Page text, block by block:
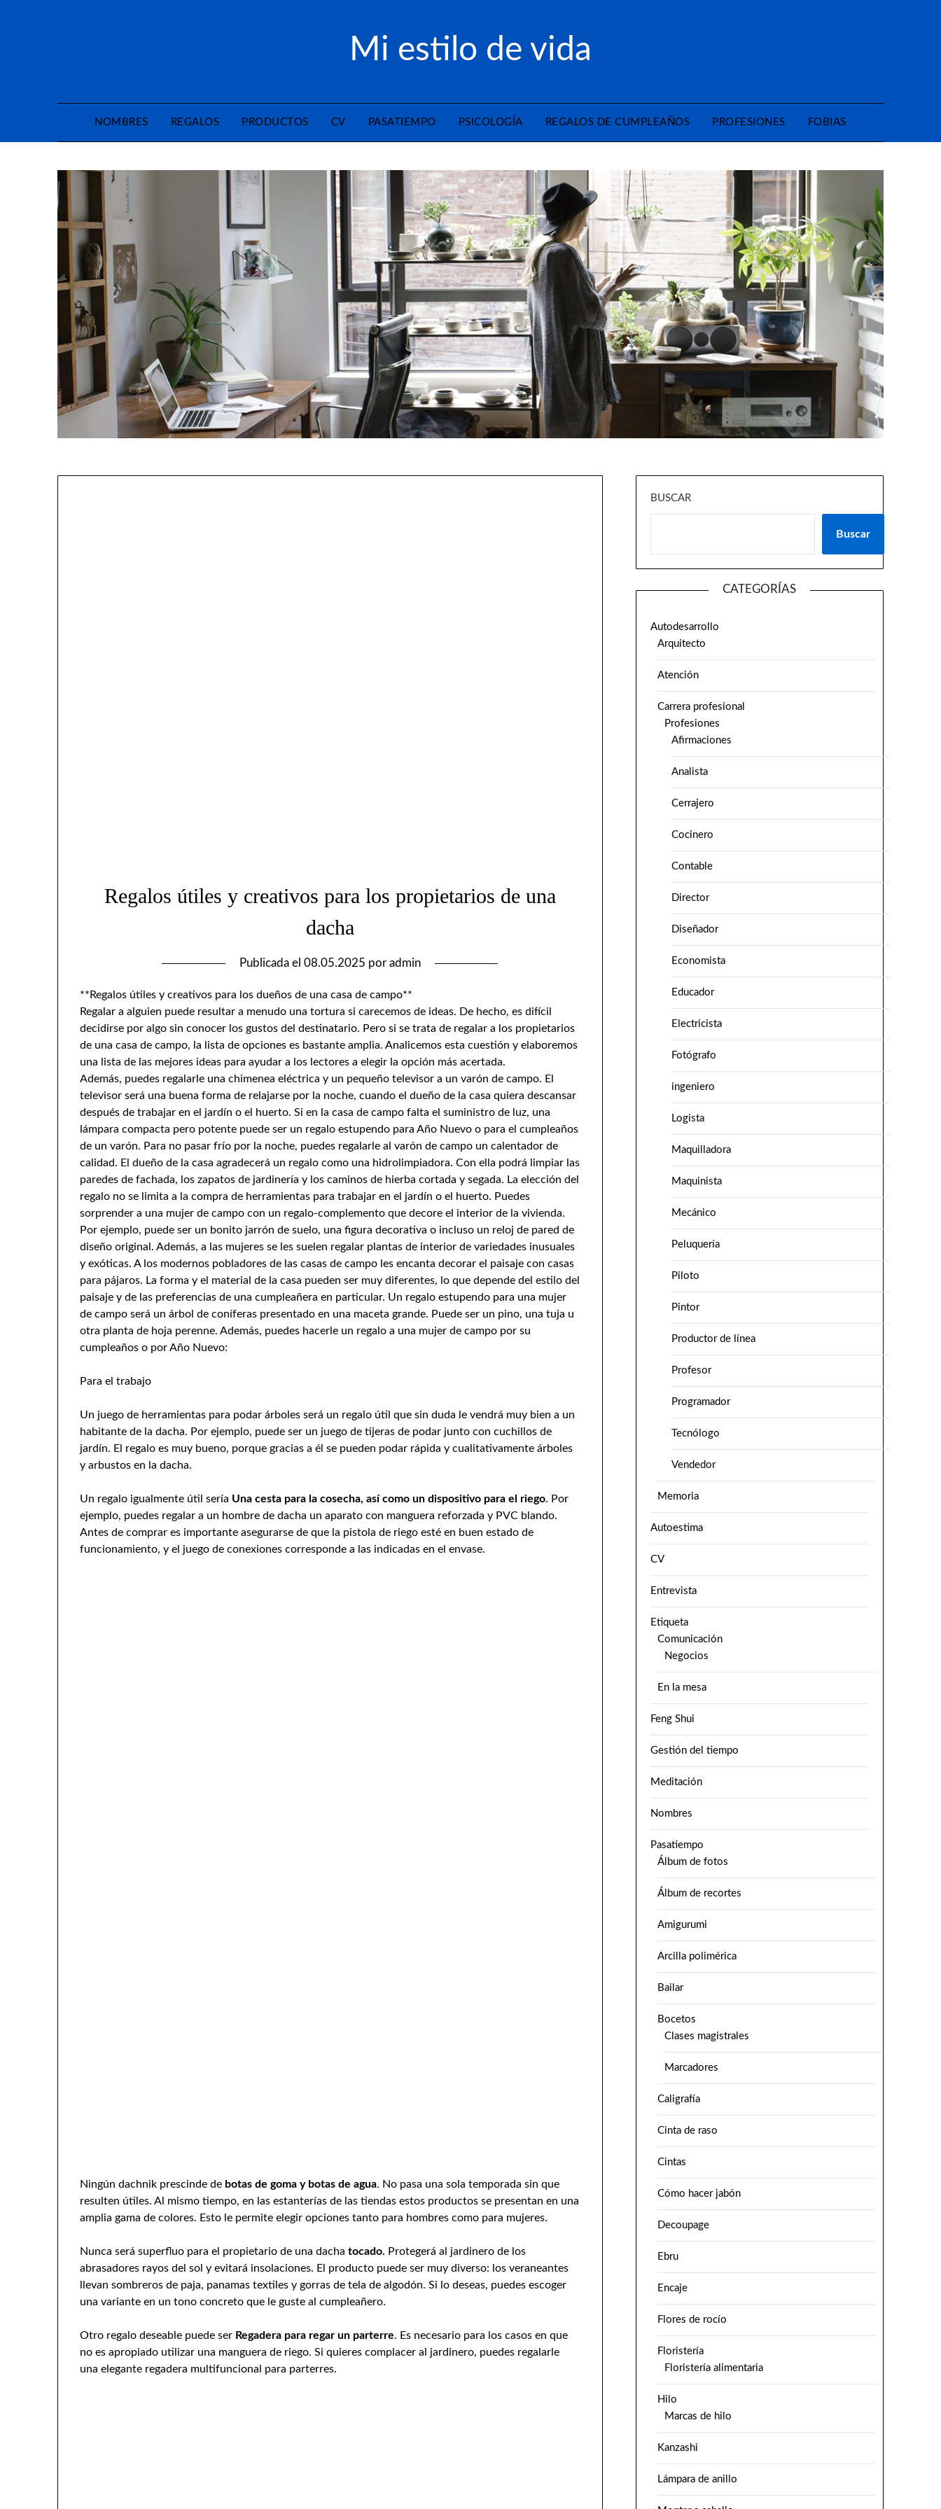
Mi estilo de vida
NOMBRES REGALOS PRODUCTOS CV PASATIEMPO PSICOLOGÍA REGALOS DE CUMPLEAÑOS PROFESIONES FOBIAS
Regalos útiles y creativos para los propietarios de una
dacha
Publicada el 08.05.2025 por admin
**Regalos útiles y creativos para los dueños de una casa de campo**
Regalar a alguien puede resultar a menudo una tortura si carecemos de ideas. De hecho, es difícil
decidirse por algo sin conocer los gustos del destinatario. Pero si se trata de regalar a los propietarios
de una casa de campo, la lista de opciones es bastante amplia. Analicemos esta cuestión y elaboremos
una lista de las mejores ideas para ayudar a los lectores a elegir la opción más acertada.
Además, puedes regalarle una chimenea eléctrica y un pequeño televisor a un varón de campo. El
televisor será una buena forma de relajarse por la noche, cuando el dueño de la casa quiera descansar
después de trabajar en el jardín o el huerto. Si en la casa de campo falta el suministro de luz, una
lámpara compacta pero potente puede ser un regalo estupendo para Año Nuevo o para el cumpleaños
de un varón. Para no pasar frío por la noche, puedes regalarle al varón de campo un calentador de
calidad. El dueño de la casa agradecerá un regalo como una hidrolimpiadora. Con ella podrá limpiar las
paredes de fachada, los zapatos de jardinería y los caminos de hierba cortada y segada. La elección del
regalo no se limita a la compra de herramientas para trabajar en el jardín o el huerto. Puedes
sorprender a una mujer de campo con un regalo-complemento que decore el interior de la vivienda.
Por ejemplo, puede ser un bonito jarrón de suelo, una figura decorativa o incluso un reloj de pared de
diseño original. Además, a las mujeres se les suelen regalar plantas de interior de variedades inusuales
y exóticas. A los modernos pobladores de las casas de campo les encanta decorar el paisaje con casas
para pájaros. La forma y el material de la casa pueden ser muy diferentes, lo que depende del estilo del
paisaje y de las preferencias de una cumpleañera en particular. Un regalo estupendo para una mujer
de campo será un árbol de coníferas presentado en una maceta grande. Puede ser un pino, una tuja u
otra planta de hoja perenne. Además, puedes hacerle un regalo a una mujer de campo por su
cumpleaños o por Año Nuevo:
Para el trabajo
Un juego de herramientas para podar árboles será un regalo útil que sin duda le vendrá muy bien a un
habitante de la dacha. Por ejemplo, puede ser un juego de tijeras de podar junto con cuchillos de
jardín. El regalo es muy bueno, porque gracias a él se pueden podar rápida y cualitativamente árboles
y arbustos en la dacha.
Un regalo igualmente útil sería Una cesta para la cosecha, así como un dispositivo para el riego. Por
ejemplo, puedes regalar a un hombre de dacha un aparato con manguera reforzada y PVC blando.
Antes de comprar es importante asegurarse de que la pistola de riego esté en buen estado de
funcionamiento, y el juego de conexiones corresponde a las indicadas en el envase.
Ningún dachnik prescinde de botas de goma y botas de agua. No pasa una sola temporada sin que
resulten útiles. Al mismo tiempo, en las estanterías de las tiendas estos productos se presentan en una
amplia gama de colores. Esto le permite elegir opciones tanto para hombres como para mujeres.
Nunca será superfluo para el propietario de una dachatocado. Protegerá al jardinero de los
abrasadores rayos del sol y evitará insolaciones. El producto puede ser muy diverso: los veraneantes
llevan sombreros de paja, panamas textiles y gorras de tela de algodón. Si lo deseas, puedes escoger
una variante en un tono concreto que le guste al cumpleañero.
Otro regalo deseable puede ser Regadera para regar un parterre. Es necesario para los casos en que
no es apropiado utilizar una manguera de riego. Si quieres complacer al jardinero, puedes regalarle
una elegante regadera multifuncional para parterres.
BUSCAR
Buscar
CATEGORÍAS
Autodesarrollo
Arquitecto
Atención
Carrera profesional
Profesiones
Afirmaciones
Analista
Cerrajero
Cocinero
Contable
Director
Diseñador
Economista
Educador
Electricista
Fotógrafo
ingeniero
Logista
Maquilladora
Maquinista
Mecánico
Peluquería
Piloto
Pintor
Productor de línea
Profesor
Programador
Tecnólogo
Vendedor
Memoria
Autoestima
CV
Entrevista
Etiqueta
Comunicación
Negocios
En la mesa
Feng Shui
Gestión del tiempo
Meditación
Nombres
Pasatiempo
Álbum de fotos
Álbum de recortes
Amigurumi
Arcilla polimérica
Bailar
Bocetos
Clases magistrales
Marcadores
Caligrafía
Cinta de raso
Cintas
Cómo hacer jabón
Decoupage
Ebru
Encaje
Flores de rocío
Floristería
Floristería alimentaria
Hilo
Marcas de hilo
Kanzashi
Lámpara de anillo